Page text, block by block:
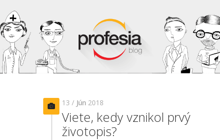
13 / Jún 2018
Viete, kedy vznikol prvý
životopis?